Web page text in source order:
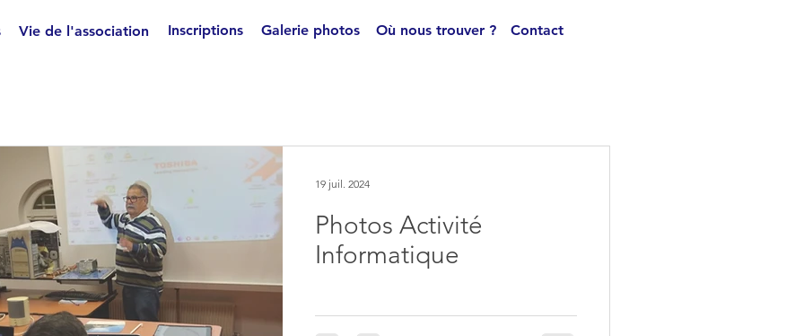
Vie de l'association Inscriptions Galerie photos Où nous trouver ? Contact
Photos Activité
Informatique
19 juil. 2024